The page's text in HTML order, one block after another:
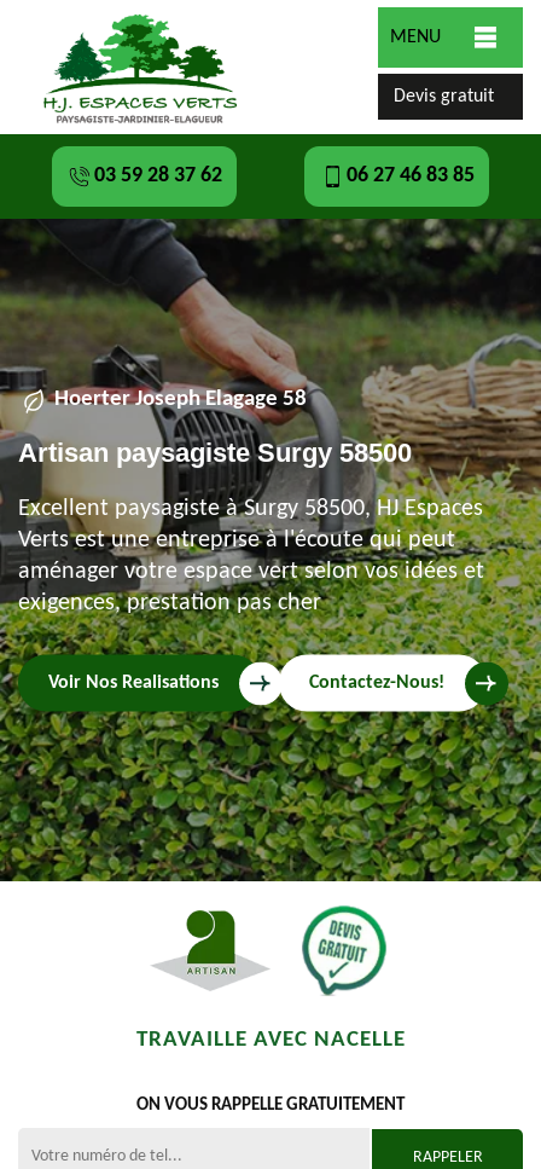
MENU
Devis gratuit
03 59 28 37 62 06 27 46 83 85
Hoerter Joseph Elagage 58
Artisan paysagiste Surgy 58500
Excellent paysagiste à Surgy 58500, HJ Espaces
Verts est une entreprise à l'écoute qui peut
aménager votre espace vert selon vos idées et
exigences, prestation pas cher
Voir Nos Realisations Contactez-Nous!
TRAVAILLE AVEC NACELLE
ON VOUS RAPPELLE GRATUITEMENT